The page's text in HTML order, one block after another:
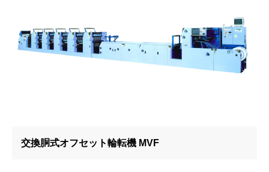
交換胴式オフセット輪転機 MVF